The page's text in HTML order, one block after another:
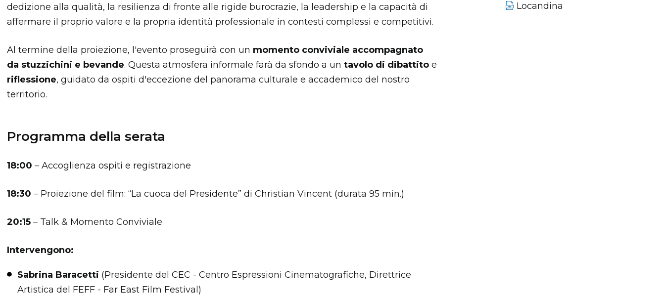
dedizione alla qualità, la resilienza di fronte alle rigide burocrazie, la leadership e la capacità di
affermare il proprio valore e la propria identità professionale in contesti complessi e competitivi.
Al termine della proiezione, l'evento proseguirà con un momento conviviale accompagnato
da stuzzichini e bevande. Questa atmosfera informale farà da sfondo a un tavolo di dibattitoe
riflessione, guidato da ospiti d'eccezione del panorama culturale e accademico del nostro
territorio.
Programma della serata
18:00 – Accoglienza ospiti e registrazione
18:30 – Proiezione del film: “La cuoca del Presidente” di Christian Vincent (durata 95 min.)
20:15 – Talk & Momento Conviviale
Intervengono:
Sabrina Baracetti (Presidente del CEC - Centro Espressioni Cinematografiche, Direttrice
Artistica del FEFF - Far East Film Festival)
Locandina